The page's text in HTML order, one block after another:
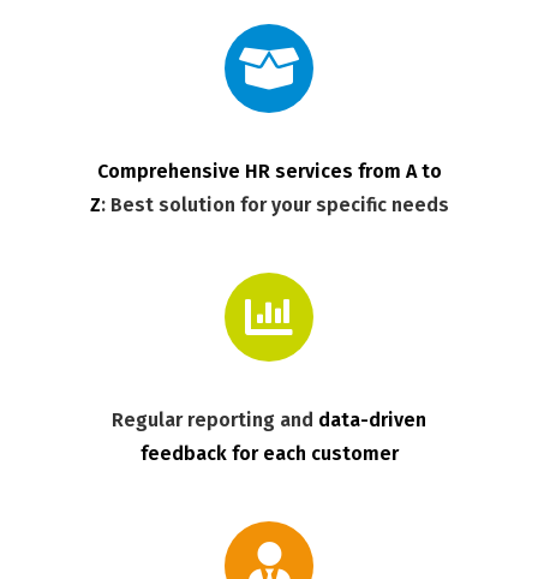
Comprehensive HR services from A to
Z: Best solution for your specific needs
Regular reporting and data-driven
feedbackfor each customer